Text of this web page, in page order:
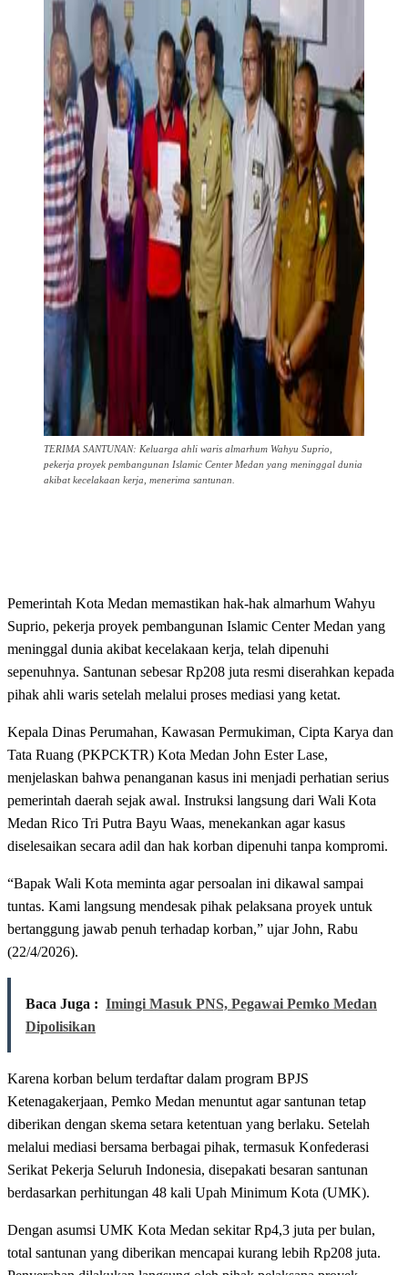
TERIMA SANTUNAN: Keluarga ahli waris almarhum Wahyu Suprio,
pekerja proyek pembangunan Islamic Center Medan yang meninggal dunia
akibat kecelakaan kerja, menerima santunan.
Pemerintah Kota Medan memastikan hak-hak almarhum Wahyu
Suprio, pekerja proyek pembangunan Islamic Center Medan yang
meninggal dunia akibat kecelakaan kerja, telah dipenuhi
sepenuhnya. Santunan sebesar Rp208 juta resmi diserahkan kepada
pihak ahli waris setelah melalui proses mediasi yang ketat.
Kepala Dinas Perumahan, Kawasan Permukiman, Cipta Karya dan
Tata Ruang (PKPCKTR) Kota Medan John Ester Lase,
menjelaskan bahwa penanganan kasus ini menjadi perhatian serius
pemerintah daerah sejak awal. Instruksi langsung dari Wali Kota
Medan Rico Tri Putra Bayu Waas, menekankan agar kasus
diselesaikan secara adil dan hak korban dipenuhi tanpa kompromi.
“Bapak Wali Kota meminta agar persoalan ini dikawal sampai
tuntas. Kami langsung mendesak pihak pelaksana proyek untuk
bertanggung jawab penuh terhadap korban,” ujar John, Rabu
(22/4/2026).
Baca Juga : Imingi Masuk PNS, Pegawai Pemko Medan
Dipolisikan
Karena korban belum terdaftar dalam program BPJS
Ketenagakerjaan, Pemko Medan menuntut agar santunan tetap
diberikan dengan skema setara ketentuan yang berlaku. Setelah
melalui mediasi bersama berbagai pihak, termasuk Konfederasi
Serikat Pekerja Seluruh Indonesia, disepakati besaran santunan
berdasarkan perhitungan 48 kali Upah Minimum Kota (UMK).
Dengan asumsi UMK Kota Medan sekitar Rp4,3 juta per bulan,
total santunan yang diberikan mencapai kurang lebih Rp208 juta.